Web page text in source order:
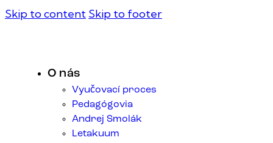
Skip to content Skip to footer
O nás
Vyučovací proces
Pedagógovia
Andrej Smolák
Letakuum